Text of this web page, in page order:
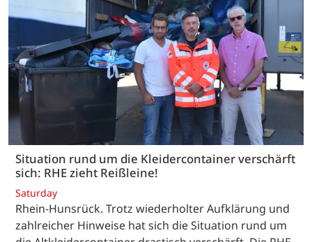
Situation rund um die Kleidercontainer verschärft
sich: RHE zieht Reißleine!
Saturday
Rhein-Hunsrück. Trotz wiederholter Aufklärung und
zahlreicher Hinweise hat sich die Situation rund um